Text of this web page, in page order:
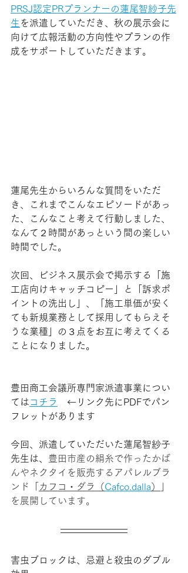
PRSJ認定PRプランナーの蓮尾智紗子先
生 を派遣していただき、秋の展示会に
向けて広報活動の方向性やプランの作
成をサポートしていただきます。
蓮尾先生からいろんな質問をいただ
き、これまでこんなエピソードがあっ
た、こんなこと考えて行動しました、
なんて２時間があっという間の楽しい
時間でした。
次回、ビジネス展示会で掲示する「施
工店向けキャッチコピー」と「訴求ポ
イントの洗出し」、「施工単価が安く
ても新規業務として採用してもらえそ
うな業種」の３点をお互に考えてくる
ことになりました。
豊田商工会議所専門家派遣事業につい
ては コチラ
←リンク先にPDFでパン
フレットがあります
今回、派遣していただいた蓮尾智紗子
先生は、 豊田市産の絹糸で作ったかば
んやネクタイを販売するアパレルブラ
ンド「
カフコ・ダラ（Cafco.dalla）
を展開しています。
害虫ブロックは、忌避と殺虫のダブル